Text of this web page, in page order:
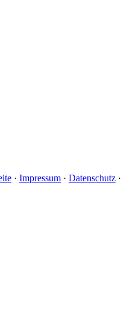
· Impressum · Datenschutz ·